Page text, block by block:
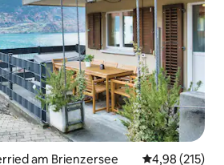
am Brienzersee Keskmine
4,98 (215)